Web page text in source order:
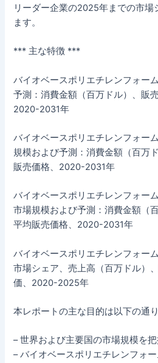
リーダー企業の2025年までの市場
ます。
*** 主な特徴 ***
バイオベースポリエチレンフォー
予測：消費金額（百万ドル）、販
2020-2031年
バイオベースポリエチレンフォー
規模および予測：消費金額（百万
販売価格、2020-2031年
バイオベースポリエチレンフォー
市場規模および予測：消費金額（
平均販売価格、2020-2031年
バイオベースポリエチレンフォー
市場シェア、売上高（百万ドル）
価、2020-2025年
本レポートの主な目的は以下の通
– 世界および主要国の市場規模を
– バイオベースポリエチレンフォ